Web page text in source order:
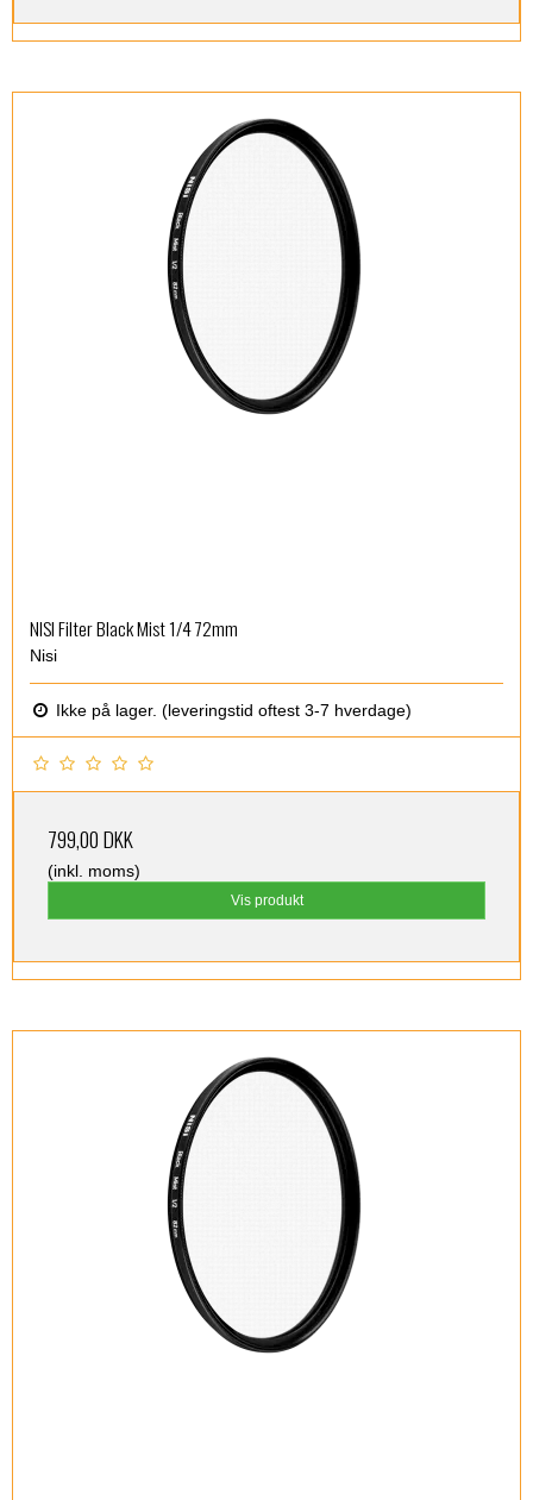
NISI Filter Black Mist 1/4 72mm
Nisi
Ikke på lager. (leveringstid oftest 3-7 hverdage)
799,00 DKK
(inkl. moms)
Vis produkt